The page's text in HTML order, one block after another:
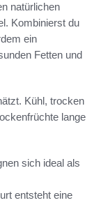
natürlichen
Kombinierst du
ein
Fetten und
Kühl, trocken
lange
sich ideal als
entsteht eine